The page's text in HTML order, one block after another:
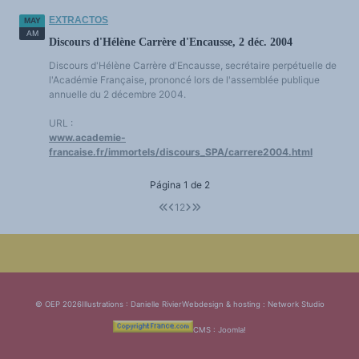
MAY
AM
EXTRACTOS
Discours d'Hélène Carrère d'Encausse, 2 déc. 2004
Discours d'Hélène Carrère d'Encausse, secrétaire perpétuelle de
l'Académie Française, prononcé lors de l'assemblée publique
annuelle du 2 décembre 2004.
URL :
www.academie-
francaise.fr/immortels/discours_SPA/carrere2004.html
Página 1 de 2
1 2
© OEP 2026Illustrations : Danielle RivierWebdesign & hosting : Network Studio
CMS : Joomla!